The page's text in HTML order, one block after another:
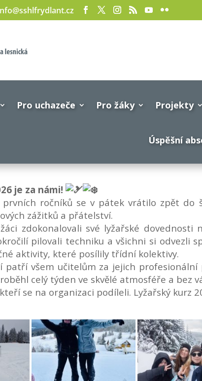
Pro uchazeče Pro žáky Projekty
Úspěšní
je za námi!
prvních ročníků se v pátek vrátilo zpět do
zážitků a přátelství.
zdokonalovali své lyžařské
pilovali techniku a všichni si odvezli
aktivity, které posílily třídní kolektivy.
patří všem učitelům za jejich
celý týden ve skvělé atmosféře a bez
se na organizaci podíleli. Lyžařský kurz